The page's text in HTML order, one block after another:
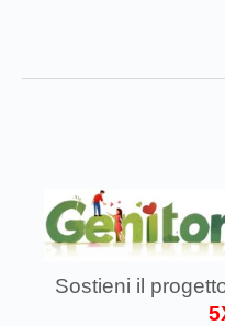
Sostieni il